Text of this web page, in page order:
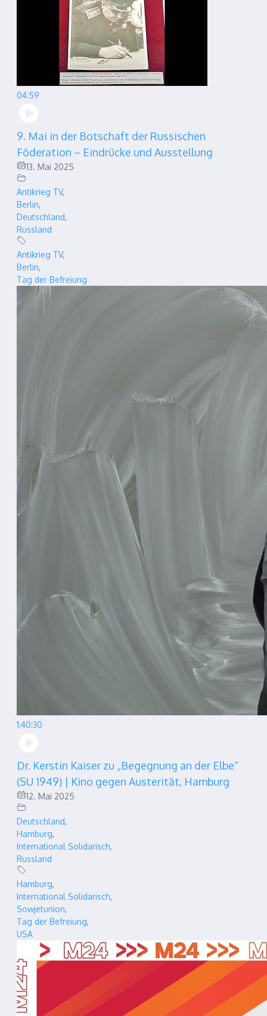
04:59
9. Mai in der Botschaft der Russischen
Föderation – Eindrücke und Ausstellung
13. Mai 2025
Antikrieg TV,
Berlin,
Deutschland,
Russland
Antikrieg TV,
Berlin,
Tag der Befreiung
1:40:30
Dr. Kerstin Kaiser zu „Begegnung an der Elbe“
(SU 1949) | Kino gegen Austerität, Hamburg
12. Mai 2025
Deutschland,
Hamburg,
International Solidarisch,
Russland
Hamburg,
International Solidarisch,
Sowjetunion,
Tag der Befreiung,
USA